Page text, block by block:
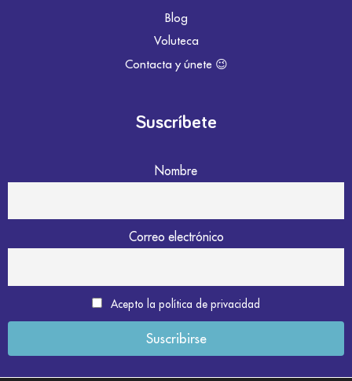
Blog
Voluteca
Contacta y únete 😉
Suscríbete
Nombre
Correo electrónico
Acepto la política de privacidad